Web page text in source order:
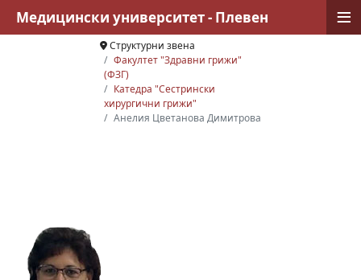
Структурни звена
Факултет "Здравни грижи"
(ФЗГ)
Катедра "Сестрински
хирургични грижи"
Анелия Цветанова Димитрова
Медицински университет - Плевен ≡